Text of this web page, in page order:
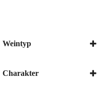
Weintyp
Charakter